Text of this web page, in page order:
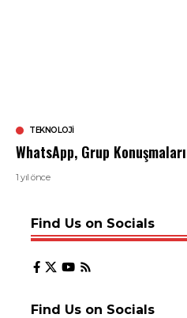
TEKNOLOJI
WhatsApp, Grup
1 yıl önce
Find Us on Socials
Find Us on Socials